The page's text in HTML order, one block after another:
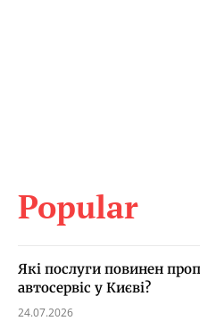
Popular
Які послуги повинен
автосервіс у Києві?
24.07.2026